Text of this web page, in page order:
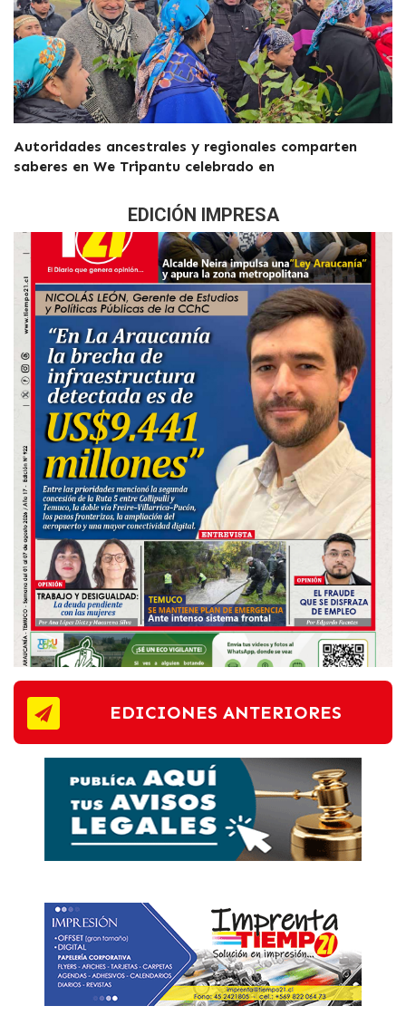
Autoridades ancestrales y regionales comparten
saberes en We Tripantu celebrado en
EDICIÓN IMPRESA
EDICIONES ANTERIORES